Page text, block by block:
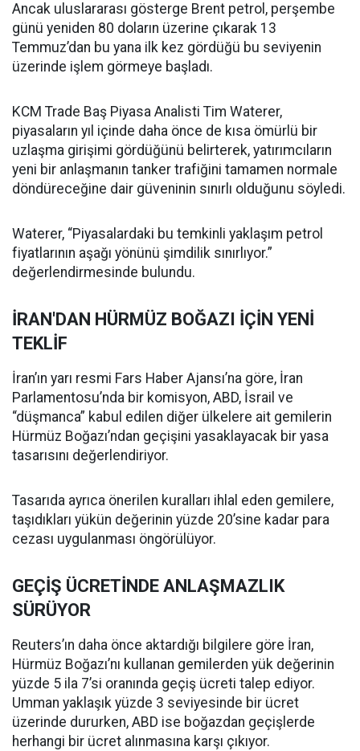
Ancak uluslararası gösterge Brent petrol, perşembe
günü yeniden 80 doların üzerine çıkarak 13
Temmuz’dan bu yana ilk kez gördüğü bu seviyenin
üzerinde işlem görmeye başladı.
KCM Trade Baş Piyasa Analisti Tim Waterer,
piyasaların yıl içinde daha önce de kısa ömürlü bir
uzlaşma girişimi gördüğünü belirterek, yatırımcıların
yeni bir anlaşmanın tanker trafiğini tamamen normale
döndüreceğine dair güveninin sınırlı olduğunu söyledi.
Waterer, “Piyasalardaki bu temkinli yaklaşım petrol
fiyatlarının aşağı yönünü şimdilik sınırlıyor.”
değerlendirmesinde bulundu.
İRAN'DAN HÜRMÜZ BOĞAZI İÇİN YENİ
TEKLİF
İran’ın yarı resmi Fars Haber Ajansı’na göre, İran
Parlamentosu’nda bir komisyon, ABD, İsrail ve
“düşmanca” kabul edilen diğer ülkelere ait gemilerin
Hürmüz Boğazı’ndan geçişini yasaklayacak bir yasa
tasarısını değerlendiriyor.
Tasarıda ayrıca önerilen kuralları ihlal eden gemilere,
taşıdıkları yükün değerinin yüzde 20’sine kadar para
cezası uygulanması öngörülüyor.
GEÇİŞ ÜCRETİNDE ANLAŞMAZLIK
SÜRÜYOR
Reuters’ın daha önce aktardığı bilgilere göre İran,
Hürmüz Boğazı’nı kullanan gemilerden yük değerinin
yüzde 5 ila 7’si oranında geçiş ücreti talep ediyor.
Umman yaklaşık yüzde 3 seviyesinde bir ücret
üzerinde dururken, ABD ise boğazdan geçişlerde
herhangi bir ücret alınmasına karşı çıkıyor.